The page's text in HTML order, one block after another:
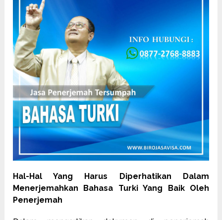
Hal-Hal Yang Harus Diperhatikan Dalam
Menerjemahkan Bahasa Turki Yang Baik Oleh
Penerjemah